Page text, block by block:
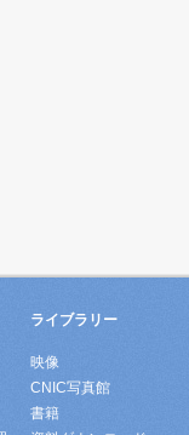
ライブラリー
映像
CNIC写真館
書籍